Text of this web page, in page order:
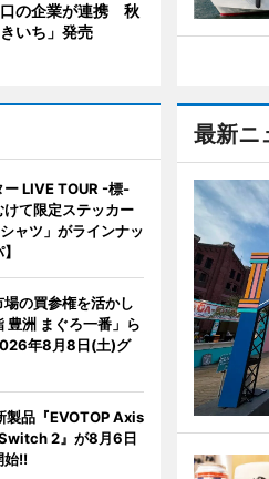
最新ニ
の企業が連携 秋
いち」発売
ー LIVE TOUR -標-
て限定ステッカー
ャツ」がラインナッ
の買参権を活かし
豊洲 まぐろ一番」ら
年8月8日(土)グ
製品『EVOTOP Axis
2』が8月6日
始!!